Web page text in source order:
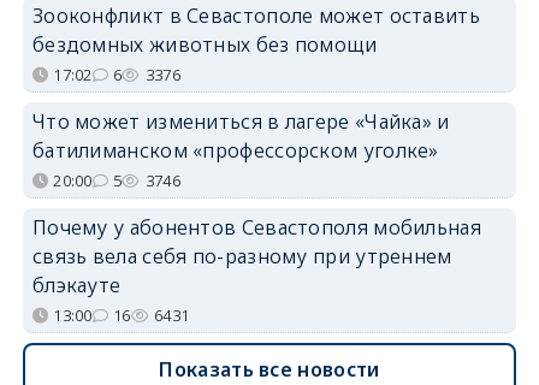
Зооконфликт в Севастополе может оставить
бездомных животных без помощи
17:02 6 3376
Что может измениться в лагере «Чайка» и
батилиманском «профессорском уголке»
20:00 5 3746
Почему у абонентов Севастополя мобильная
связь вела себя по-разному при утреннем
блэкауте
13:00 16 6431
Показать все новости